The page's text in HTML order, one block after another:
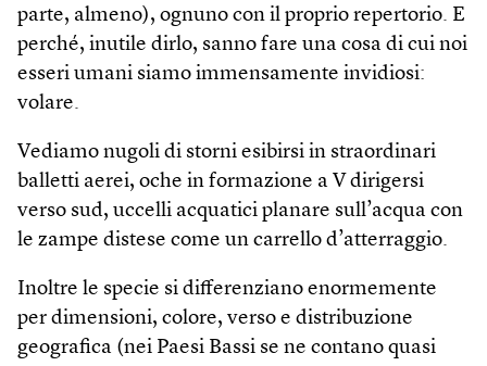
parte, almeno), ognuno con il proprio repertorio. E
perché, inutile dirlo, sanno fare una cosa di cui noi
esseri umani siamo immensamente invidiosi:
volare.
Vediamo nugoli di storni esibirsi in straordinari
balletti aerei, oche in formazione a V dirigersi
verso sud, uccelli acquatici planare sull’acqua con
le zampe distese come un carrello d’atterraggio.
Inoltre le specie si differenziano enormemente
per dimensioni, colore, verso e distribuzione
geografica (nei Paesi Bassi se ne contano quasi